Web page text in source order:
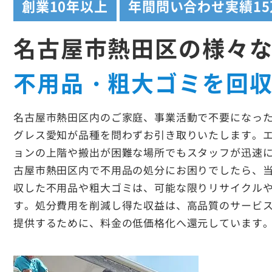
創業10年以上 年間問い合わせ実績
名古屋市熱田区の様々
不用品・粗大ゴミを回
名古屋市熱田区内のご家庭、事業活動で不要になっ
グレス愛知が品種を問わずお引き取りいたします。
ョンの上階や搬出が困難な場所でもスタッフが迅速
古屋市熱田区内で不用品の処分にお困りでしたら、
収した不用品や粗大ゴミは、可能な限りリサイクル
す。処分費用を削減し得た収益は、高品質のサービ
提供するために、料金の低価格化へ還元しています